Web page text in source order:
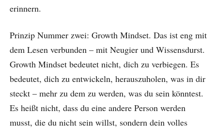
erinnern.
Prinzip Nummer zwei: Growth Mindset. Das ist eng mit
dem Lesen verbunden – mit Neugier und Wissensdurst.
Growth Mindset bedeutet nicht, dich zu verbiegen. Es
bedeutet, dich zu entwickeln, herauszuholen, was in dir
steckt – mehr zu dem zu werden, was du sein könntest.
Es heißt nicht, dass du eine andere Person werden
musst, die du nicht sein willst, sondern dein volles